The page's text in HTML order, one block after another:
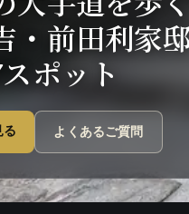
・前田利家
ポット
る よくあるご質問